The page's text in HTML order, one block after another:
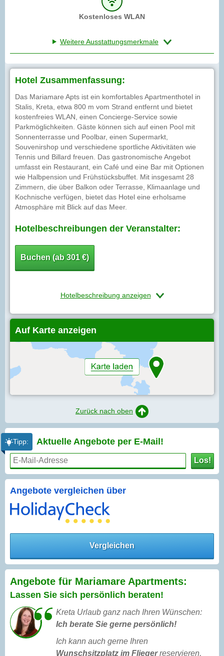
Kostenloses WLAN
Weitere Ausstattungsmerkmale
Hotel Zusammenfassung:
Das Mariamare Apts ist ein komfortables Apartmenthotel in
Stalis, Kreta, etwa 800 m vom Strand entfernt und bietet
kostenfreies WLAN, einen Concierge-Service sowie
Parkmöglichkeiten. Gäste können sich auf einen Pool mit
Sonnenterrasse und Poolbar, einen Supermarkt,
Souvenirshop und verschiedene sportliche Aktivitäten wie
Tennis und Billard freuen. Das gastronomische Angebot
umfasst ein Restaurant, ein Café und eine Bar mit Optionen
wie Halbpension und Frühstücksbuffet. Mit insgesamt 28
Zimmern, die über Balkon oder Terrasse, Klimaanlage und
Kochnische verfügen, bietet das Hotel eine erholsame
Atmosphäre mit Blick auf das Meer.
Hotelbeschreibungen der Veranstalter:
Buchen (ab 301 €)
Hotelbeschreibung anzeigen
Auf Karte anzeigen
Zurück nach oben
Tipp: Aktuelle Angebote per E-Mail!
Los!
Angebote vergleichen über
Vergleichen
Angebote für Mariamare Apartments:
Lassen Sie sich persönlich beraten!
Kreta Urlaub ganz nach Ihren Wünschen:
Ich berate Sie gerne persönlich!
Ich kann auch gerne Ihren
Wunschsitzplatz im Fliegerreservieren,